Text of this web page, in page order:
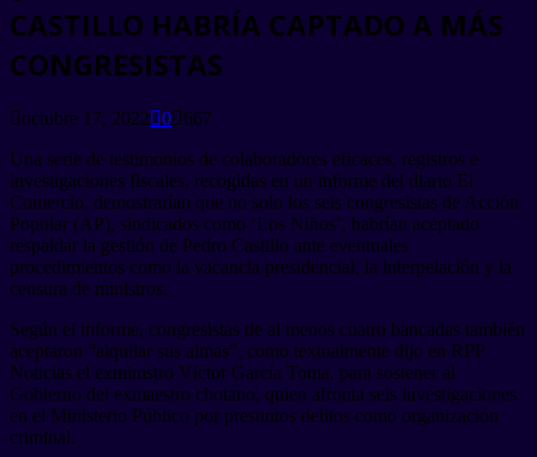
CASTILLO HABRÍA CAPTADO A MÁS
CONGRESISTAS
octubre 17, 2022 0
667
Una serie de testimonios de colaboradores eficaces, registros e
investigaciones fiscales, recogidas en un informe del diario El
Comercio, demostrarían que no solo los seis congresistas de Acción
Popular (AP), sindicados como ‘Los Niños’, habrían aceptado
respaldar la gestión de Pedro Castillo ante eventuales
procedimientos como la vacancia presidencial, la interpelación y la
censura de ministros.
Según el informe, congresistas de al menos cuatro bancadas también
aceptaron “alquilar sus almas”, como textualmente dijo en RPP
Noticias el exministro Víctor García Toma, para sostener al
Gobierno del exmaestro chotano, quien afronta seis investigaciones
en el Ministerio Público por presuntos delitos como organización
criminal.